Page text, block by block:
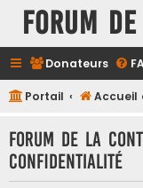
FORUM
Donateurs
Portail Accueil
FORUM DE LA
confidentialité